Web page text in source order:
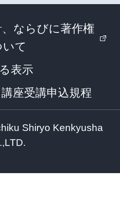
ならびに著作権
いて
表示
講座受講申込規程
Shiryo Kenkyusha